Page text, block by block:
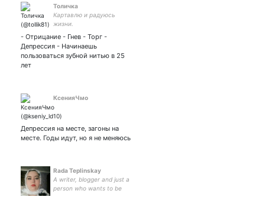
Толичка
Картавлю и радуюсь
жизни.
- Отрицание - Гнев - Торг -
Депрессия - Начинаешь
пользоваться зубной нитью в 25
лет
КсенияЧмо
Депрессия на месте, загоны на
месте. Годы идут, но я не меняюсь
Rada Teplinskay
A writer, blogger and just a
person who wants to be